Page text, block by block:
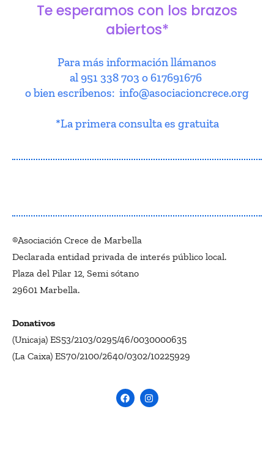
Te esperamos con los brazos
abiertos*
Para más información llámanos
al 951 338 703 o 617691676
o bien escríbenos: info@asociacioncrece.org
*La primera consulta es gratuita
®Asociación Crece de Marbella
Declarada entidad privada de interés público local.
Plaza del Pilar 12, Semi sótano
29601 Marbella.
Donativos
(Unicaja) ES53/2103/0295/46/0030000635
(La Caixa) ES70/2100/2640/0302/10225929